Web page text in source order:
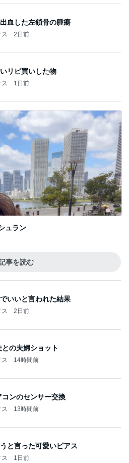
血した左鎖骨の腫瘍
2日前
リピ買いした物
1日前
ュラン
事を読む
いいと言われた結果
2日前
の夫婦ショット
14時間前
コンのセンサー交換
13時間前
と言った可愛いピアス
1日前